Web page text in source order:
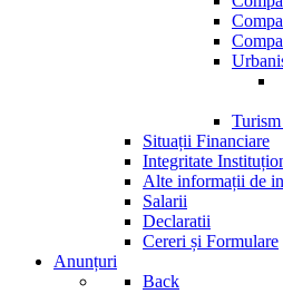
Situații Financiare
Integritate
Alte informații de
Salarii
Declaratii
Cereri și Formulare
Anunțuri
Back